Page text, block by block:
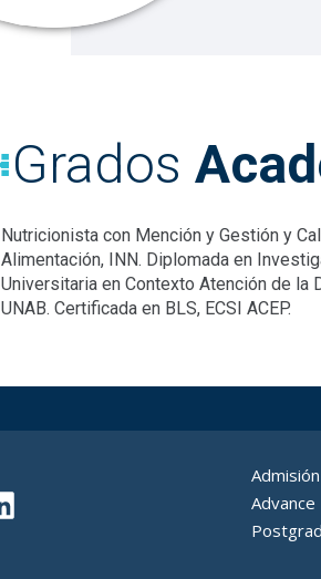
Grados
Nutricionista con Mención y Gestión y
Alimentación, INN. Diplomada en
Universitaria en Contexto Atención de la
UNAB. Certificada en BLS, ECSI ACEP.